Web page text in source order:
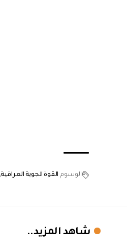
الوسوم القوة الجوية العراقية
شاهد المزيد..